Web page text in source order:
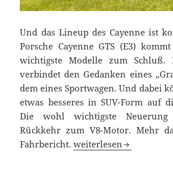
Und das Lineup des Cayenne ist
Porsche Cayenne GTS (E3)
wichtigste Modelle zum Schluß.
verbindet den Gedanken eines
dem eines Sportwagen. Und dabei
etwas besseres in SUV-Form auf
Die wohl wichtigste
Rückkehr zum V8-Motor. Mehr
Fahrbericht.Cayenne GTS (E3)
weiterlesen